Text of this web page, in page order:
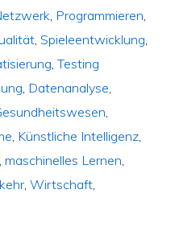
Programmieren
, Spieleentwicklung
,Testing
Datenanalyse
Künstliche Intelligenz,
maschinelles Lernen
, Wirtschaft,